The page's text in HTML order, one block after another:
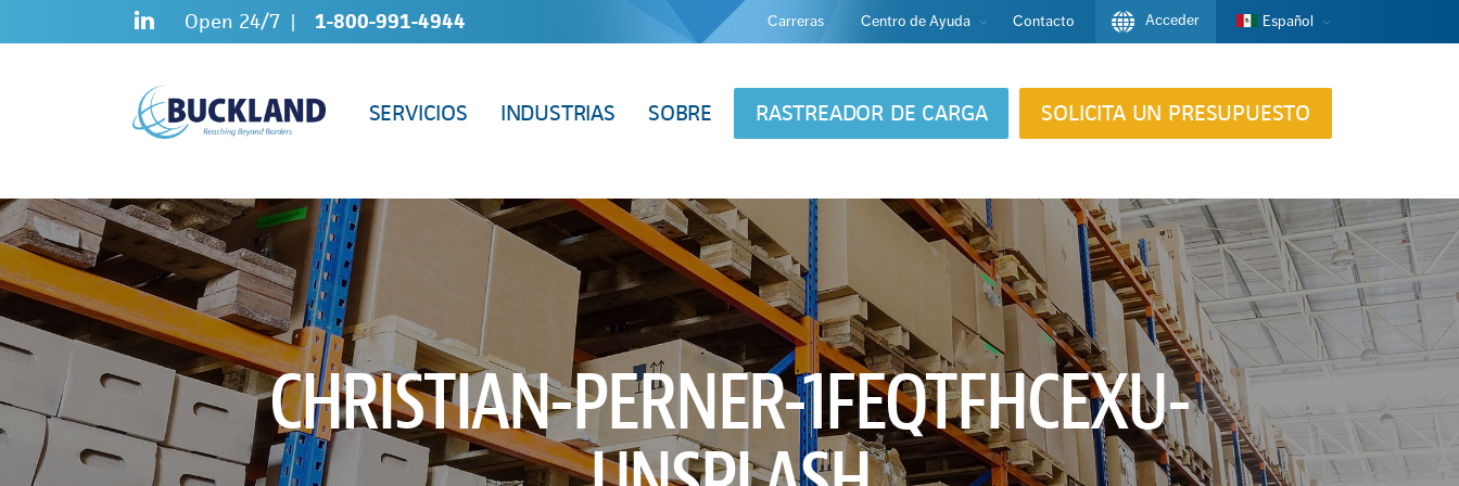
Open 24/7 1-800-991-4944 Carreras Centro de Ayuda Contacto Acceder Español
SERVICIOS INDUSTRIAS SOBRE RASTREADOR DE CARGA SOLICITA UN PRESUPUESTO
CHRISTIAN-PERNER-1FEQTFHCEXU-